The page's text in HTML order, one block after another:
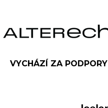
VYCHÁZÍ ZA PODPORY